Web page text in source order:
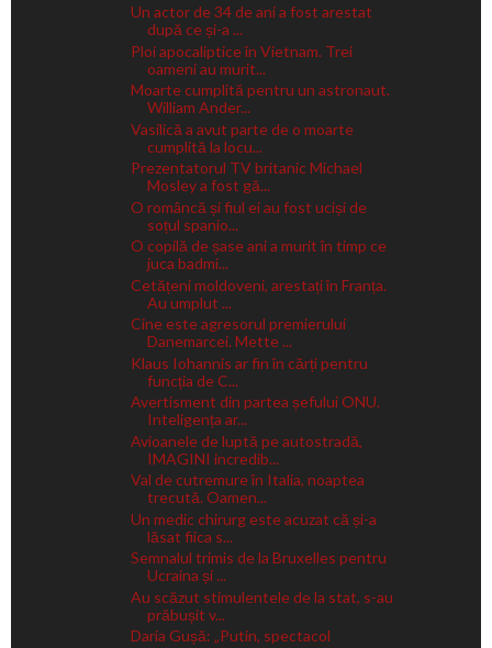
Un actor de 34 de ani a fost arestat
după ce și-a ...
Ploi apocaliptice în Vietnam. Trei
oameni au murit...
Moarte cumplită pentru un astronaut.
William Ander...
Vasilică a avut parte de o moarte
cumplită la locu...
Prezentatorul TV britanic Michael
Mosley a fost gă...
O româncă și fiul ei au fost uciși de
soțul spanio...
O copilă de șase ani a murit în timp ce
juca badmi...
Cetățeni moldoveni, arestați în Franța.
Au umplut ...
Cine este agresorul premierului
Danemarcei. Mette ...
Klaus Iohannis ar fin în cărți pentru
funcția de C...
Avertisment din partea șefului ONU.
Inteligența ar...
Avioanele de luptă pe autostradă,
IMAGINI incredib...
Val de cutremure în Italia, noaptea
trecută. Oamen...
Un medic chirurg este acuzat că și-a
lăsat fiica s...
Semnalul trimis de la Bruxelles pentru
Ucraina și ...
Au scăzut stimulentele de la stat, s-au
prăbușit v...
Daria Gușă: „Putin, spectacol